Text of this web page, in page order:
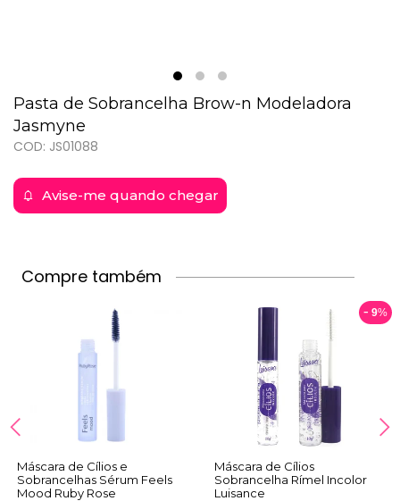
Pasta de Sobrancelha Brow-n Modeladora
Jasmyne
COD: JS01088
Avise-me quando chegar
Compre também
Máscara de Cílios e
Sobrancelhas Sérum Feels
Mood Ruby Rose
9%
Máscara de Cílios
Sobrancelha Rímel Incolor
Luisance